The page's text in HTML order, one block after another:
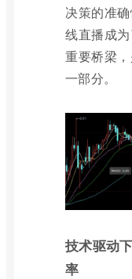
决策的准
线直播成
重要桥梁
一部分。
技术驱动
率